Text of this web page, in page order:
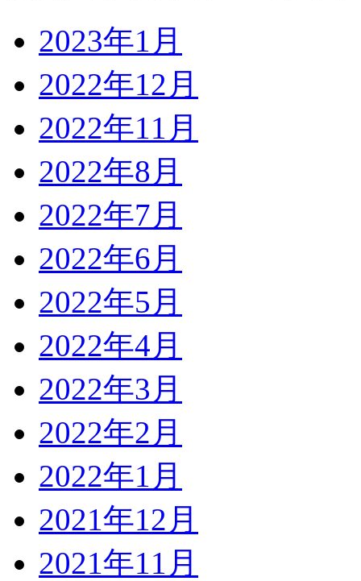
2023年1月
2022年12月
2022年11月
2022年8月
2022年7月
2022年6月
2022年5月
2022年4月
2022年3月
2022年2月
2022年1月
2021年12月
2021年11月